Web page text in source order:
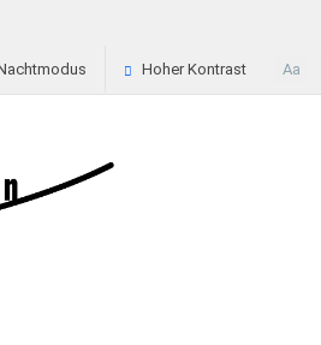
Hoher Kontrast Aa